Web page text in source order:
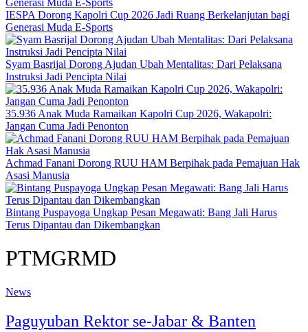
IESPA Dorong Kapolri Cup 2026 Jadi Ruang Berkelanjutan bagi
Generasi Muda E-Sports
Syam Basrijal Dorong Ajudan Ubah Mentalitas: Dari Pelaksana
Instruksi Jadi Pencipta Nilai
35.936 Anak Muda Ramaikan Kapolri Cup 2026, Wakapolri:
Jangan Cuma Jadi Penonton
Achmad Fanani Dorong RUU HAM Berpihak pada Pemajuan Hak
Asasi Manusia
Bintang Puspayoga Ungkap Pesan Megawati: Bang Jali Harus
Terus Dipantau dan Dikembangkan
PTMGRMD
News
Paguyuban Rektor se-Jabar & Banten